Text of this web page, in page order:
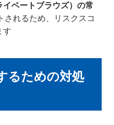
ベートブラウズ）の常
されるため、リスクスコ
す
るための対処